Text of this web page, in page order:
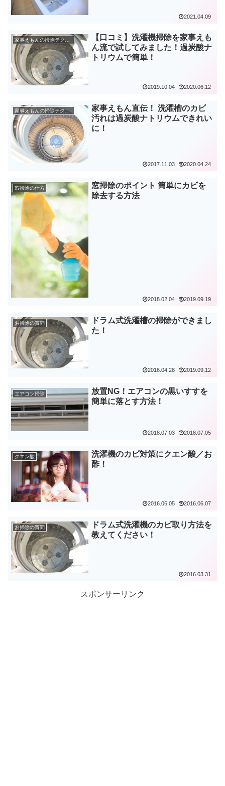
2021.04.09
家事えもんの掃除テクニック
【口コミ】洗濯機掃除を家事えも
ん流で試してみました！過炭酸ナ
トリウムで簡単！
2019.10.04 2020.06.12
家事えもんの掃除テクニック
家事えもん直伝！ 洗濯槽のカビ
汚れは過炭酸ナトリウムできれい
に！
2017.11.03 2020.04.24
窓掃除の仕方
窓掃除のポイント 簡単にカビを
除去する方法
2018.02.04 2019.09.19
お掃除の質問
ドラム式洗濯槽の掃除ができまし
た！
2016.04.28 2019.09.12
エアコン掃除
放置NG！エアコンの黒いすすを
簡単に落とす方法！
2018.07.03 2018.07.05
クエン酸
洗濯機のカビ対策にクエン酸／お
酢！
2016.06.05 2016.06.07
お掃除の質問
ドラム式洗濯機のカビ取り方法を
教えてください！
2016.03.31
スポンサーリンク